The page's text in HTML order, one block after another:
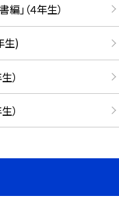
」（４年生）
生)
）
）